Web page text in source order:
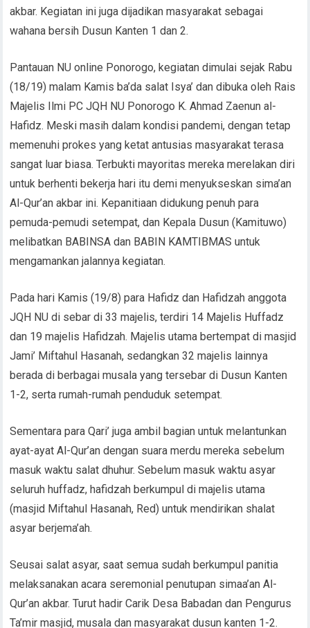
akbar. Kegiatan ini juga dijadikan masyarakat sebagai
wahana bersih Dusun Kanten 1 dan 2.
Pantauan NU online Ponorogo, kegiatan dimulai sejak Rabu
(18/19) malam Kamis ba’da salat Isya’ dan dibuka oleh Rais
Majelis Ilmi PC JQH NU Ponorogo K. Ahmad Zaenun al-
Hafidz. Meski masih dalam kondisi pandemi, dengan tetap
memenuhi prokes yang ketat antusias masyarakat terasa
sangat luar biasa. Terbukti mayoritas mereka merelakan diri
untuk berhenti bekerja hari itu demi menyukseskan sima’an
Al-Qur’an akbar ini. Kepanitiaan didukung penuh para
pemuda-pemudi setempat, dan Kepala Dusun (Kamituwo)
melibatkan BABINSA dan BABIN KAMTIBMAS untuk
mengamankan jalannya kegiatan.
Pada hari Kamis (19/8) para Hafidz dan Hafidzah anggota
JQH NU di sebar di 33 majelis, terdiri 14 Majelis Huffadz
dan 19 majelis Hafidzah. Majelis utama bertempat di masjid
Jami’ Miftahul Hasanah, sedangkan 32 majelis lainnya
berada di berbagai musala yang tersebar di Dusun Kanten
1-2, serta rumah-rumah penduduk setempat.
Sementara para Qari’ juga ambil bagian untuk melantunkan
ayat-ayat Al-Qur’an dengan suara merdu mereka sebelum
masuk waktu salat dhuhur. Sebelum masuk waktu asyar
seluruh huffadz, hafidzah berkumpul di majelis utama
(masjid Miftahul Hasanah, Red) untuk mendirikan shalat
asyar berjema’ah.
Seusai salat asyar, saat semua sudah berkumpul panitia
melaksanakan acara seremonial penutupan simaa’an Al-
Qur’an akbar. Turut hadir Carik Desa Babadan dan Pengurus
Ta’mir masjid, musala dan masyarakat dusun kanten 1-2.